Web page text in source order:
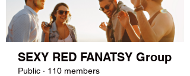
SEXY RED FANATSY Group
Public · 110 members